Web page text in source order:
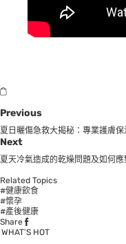
Previous
夏日曬傷急救大揭秘：專業護膚
Next
夏天冷氣造成的乾燥問題及如何應
Related Topics
#健康飲食
#懷孕
#產後健康
Share
WHAT’S HOT